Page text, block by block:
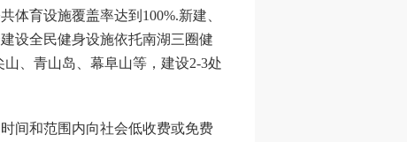
体育设施覆盖率达到100%.新建、
设全民健身设施依托南湖三圈健
、青山岛、幕阜山等，建设2-3处
间和范围内向社会低收费或免费